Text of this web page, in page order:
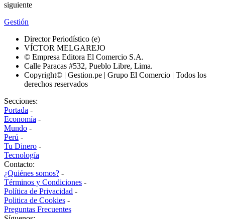
siguiente
Gestión
Director Periodístico (e)
VÍCTOR MELGAREJO
© Empresa Editora El Comercio S.A.
Calle Paracas #532, Pueblo Libre, Lima.
Copyright© | Gestion.pe | Grupo El Comercio | Todos los
derechos reservados
Secciones:
Portada -
Economía -
Mundo -
Perú -
Tu Dinero -
Tecnología
Contacto:
¿Quiénes somos? -
Términos y Condiciones -
Política de Privacidad -
Politica de Cookies -
Preguntas Frecuentes